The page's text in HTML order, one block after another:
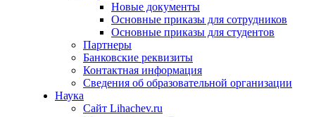
Новые документы
Основные приказы для сотрудников
Основные приказы для студентов
Партнеры
Банковские реквизиты
Контактная информация
Сведения об образовательной организации
Наука
Сайт Lihachev.ru